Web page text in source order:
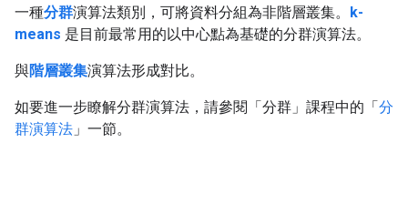
一種分群演算法類別，可將資料分組為非階層叢集。
k-
means 是目前最常用的以中心點為基礎的分群演算法。
與階層叢集演算法形成對比。
如要進一步瞭解分群演算法，請參閱「分群」課程中的「 分
群演算法 」一節。